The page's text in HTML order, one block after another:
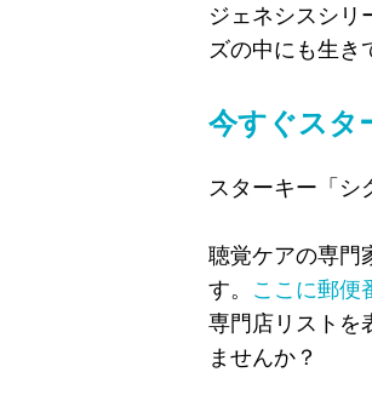
ジェネシスシリ
ズの中にも生き
今すぐスタ
スターキー「シ
聴覚ケアの専門
す。 ここに郵便
専門店リストを
ませんか？